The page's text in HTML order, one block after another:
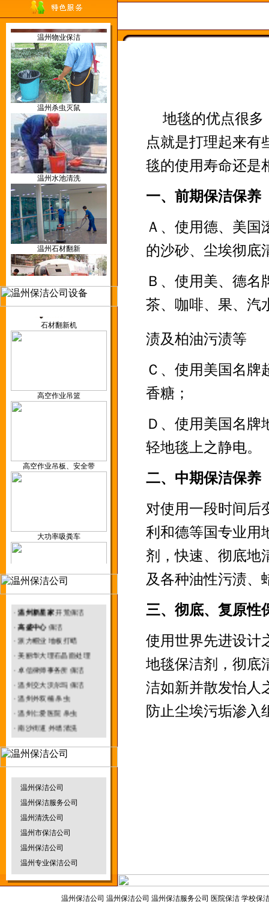
温州物业保洁
温州杀虫灭鼠
温州水池清洗
温州石材翻新
温州环境治理
温州防水补漏
温州物业保洁
温州杀虫灭鼠
地毯干洗机
割草机
空气监测仪
洗地车
石材翻新机
垃圾清运车
烟雾机
地毯干洗机
割草机
· 温州塑胶厂 外墙清洗
·温州新星家开荒保洁
·高盛中心 保洁
· 派力帽业 地板打蜡
· 美丽华大理石晶面处理
· 卓信律师事务所 保洁
· 温州交大沃尔玛 保洁
·温州外双楠 杀虫
· 温州仁爱医院 杀虫
· 南沙街道 外墙清洗
· 名正鞋业水磨石打蜡
温州保洁公司
温州保洁服务公司
温州清洗公司
温州市保洁公司
温州保洁公司
温州专业保洁公司
地毯的优点很多
点就是打理起来有
毯的使用寿命还是
一、前期保洁保养
Ａ、使用德、美
的沙砂、尘埃彻底
Ｂ、使用美、德
茶、咖啡、果、汽
渍及柏油污渍等
Ｃ、使用美国名牌
香糖；
Ｄ、使用美国名牌
轻地毯上之静电。
二、中期保洁保养
对使用一段时间后
利和德等国专业用
剂，快速、彻底地
及各种油性污渍、
三、彻底、复原性
使用世界先进设计
地毯保洁剂，彻底
洁如新并散发怡人
防止尘埃污垢渗入
温州保洁公司 温州保洁公司 温州保洁服务公司 医院保洁 学校保